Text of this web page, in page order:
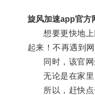
旋风加速app官方
想要更快地上网
起来！不再遇到
同时，该官网
无论是在家里
所以，赶快点击